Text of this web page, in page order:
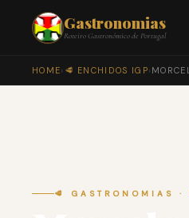
Gastronomias
Roteiro Gastronómico de Portugal
HOME› 🥩 ENCHIDOS IGP›
🥩 GASTRONOMIAS